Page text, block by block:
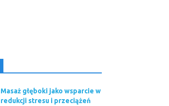
Masaż głęboki jako wsparcie w
redukcji stresu i przeciążeń